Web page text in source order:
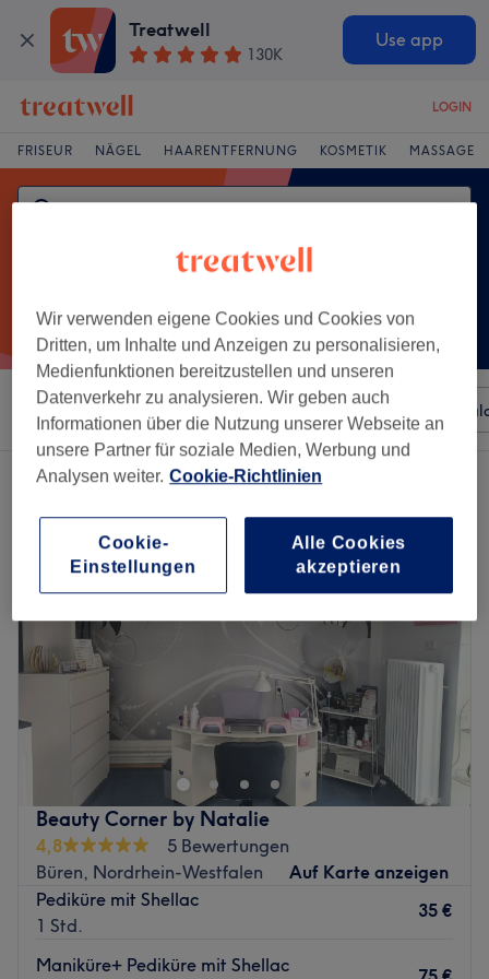
Treatwell
130K
Use app
LOGIN
FRISEUR NÄGEL HAARENTFERNUNG KOSMETIK MASSAGE
Sortieren nach Beliebiger Preis Besonderheiten
Ein Salon, der anbietet: gel pediküre in Büren, Nordrhein-Westfalen
Beauty Corner by Natalie
4,8
5 Bewertungen
Büren, Nordrhein-Westfalen
Auf Karte anzeigen
Pediküre mit Shellac
1 Std.
35 €
Maniküre+ Pediküre mit Shellac
Wir verwenden eigene Cookies und Cookies von
Dritten, um Inhalte und Anzeigen zu personalisieren,
Medienfunktionen bereitzustellen und unseren
Datenverkehr zu analysieren. Wir geben auch
Informationen über die Nutzung unserer Webseite an
unsere Partner für soziale Medien, Werbung und
Analysen weiter. Cookie-Richtlinien
Cookie-
Einstellungen
Alle Cookies
akzeptieren